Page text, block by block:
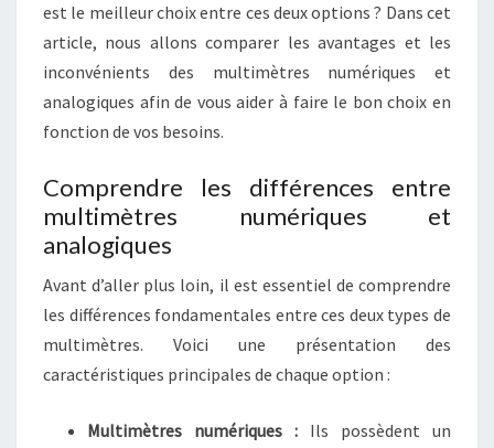
est le meilleur choix entre ces deux options ? Dans cet
article, nous allons comparer les avantages et les
inconvénients des multimètres numériques et
analogiques afin de vous aider à faire le bon choix en
fonction de vos besoins.
Comprendre les différences entre
multimètres numériques et
analogiques
Avant d’aller plus loin, il est essentiel de comprendre
les différences fondamentales entre ces deux types de
multimètres. Voici une présentation des
caractéristiques principales de chaque option :
Multimètres numériques : Ils possèdent un